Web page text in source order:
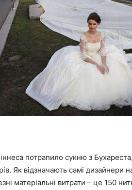
потрапило сукню з
Як відзначають самі дизайнери
матеріальні витрати – це 150